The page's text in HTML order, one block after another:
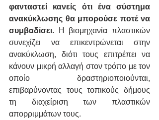
φανταστεί κανείς ότι ένα σύστημα
ανακύκλωσης θα μπορούσε ποτέ να
συμβαδίσει. Η βιομηχανία πλαστικών
συνεχίζει να επικεντρώνεται στην
ανακύκλωση, διότι τους επιτρέπει να
κάνουν μικρή αλλαγή στον τρόπο με τον
οποίο δραστηριοποιούνται,
επιβαρύνοντας τους τοπικούς δήμους
τη διαχείριση των πλαστικών
απορριμμάτων τους.